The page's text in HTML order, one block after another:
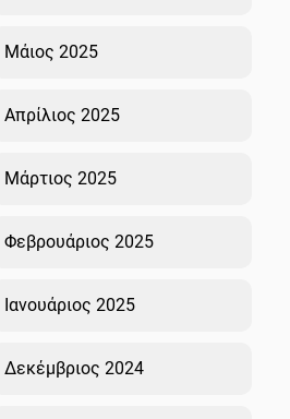
Μάιος 2025
Απρίλιος 2025
Μάρτιος 2025
Φεβρουάριος 2025
Ιανουάριος 2025
Δεκέμβριος 2024